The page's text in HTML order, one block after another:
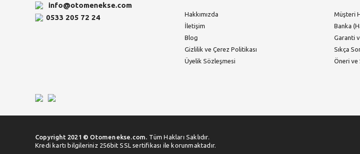
info@otomenekse.com
0533 205 72 24
Hakkımızda
İletişim
Blog
Gizlilik ve Çerez Politikası
Üyelik Sözleşmesi
Müşteri
Banka
Garanti
Sıkça
Öneri ve
Copyright 2021 © Otomenekse.com. Tüm Hakları Saklıdır.
Kredi kartı bilgileriniz 256bit SSL sertifikası ile korunmaktadır.